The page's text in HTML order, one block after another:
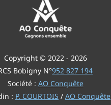
Copyright © 2022 - 2026
Bobigny N°952 827 194
Société : AO Conquête
: P. COURTOIS / AO Conquête